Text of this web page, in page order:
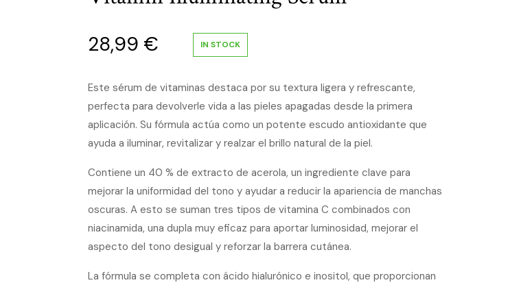
28,99 € IN STOCK
Este sérum de vitaminas destaca por su textura ligera y refrescante,
perfecta para devolverle vida a las pieles apagadas desde la primera
aplicación. Su fórmula actúa como un potente escudo antioxidante que
ayuda a iluminar, revitalizar y realzar el brillo natural de la piel.
Contiene un 40 % de extracto de acerola, un ingrediente clave para
mejorar la uniformidad del tono y ayudar a reducir la apariencia de manchas
oscuras. A esto se suman tres tipos de vitamina C combinados con
niacinamida, una dupla muy eficaz para aportar luminosidad, mejorar el
aspecto del tono desigual y reforzar la barrera cutánea.
La fórmula se completa con ácido hialurónico e inositol, que proporcionan